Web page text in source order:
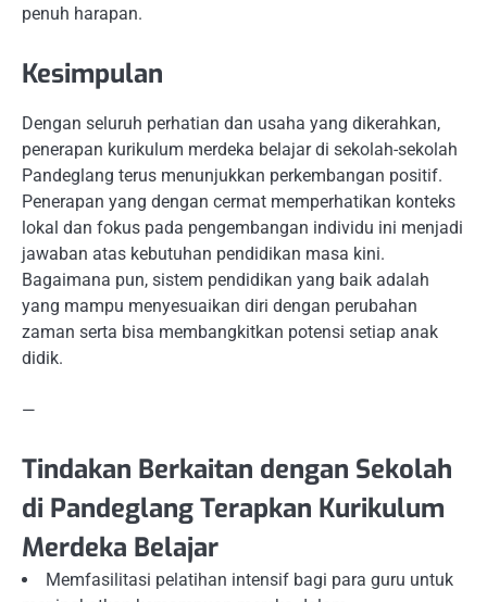
penuh harapan.
Kesimpulan
Dengan seluruh perhatian dan usaha yang dikerahkan,
penerapan kurikulum merdeka belajar di sekolah-sekolah
Pandeglang terus menunjukkan perkembangan positif.
Penerapan yang dengan cermat memperhatikan konteks
lokal dan fokus pada pengembangan individu ini menjadi
jawaban atas kebutuhan pendidikan masa kini.
Bagaimana pun, sistem pendidikan yang baik adalah
yang mampu menyesuaikan diri dengan perubahan
zaman serta bisa membangkitkan potensi setiap anak
didik.
—
Tindakan Berkaitan dengan Sekolah
di Pandeglang Terapkan Kurikulum
Merdeka Belajar
Memfasilitasi pelatihan intensif bagi para guru untuk